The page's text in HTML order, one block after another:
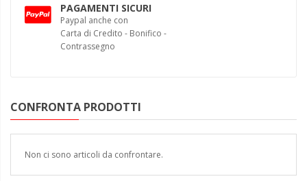
PAGAMENTI SICURI
Paypal anche con
Carta di Credito - Bonifico -
Contrassegno
CONFRONTA PRODOTTI
Non ci sono articoli da confrontare.